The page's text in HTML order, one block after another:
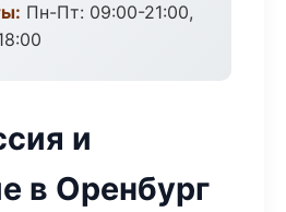
Пн-Пт: 09:00-21:00,
и
в Оренбург